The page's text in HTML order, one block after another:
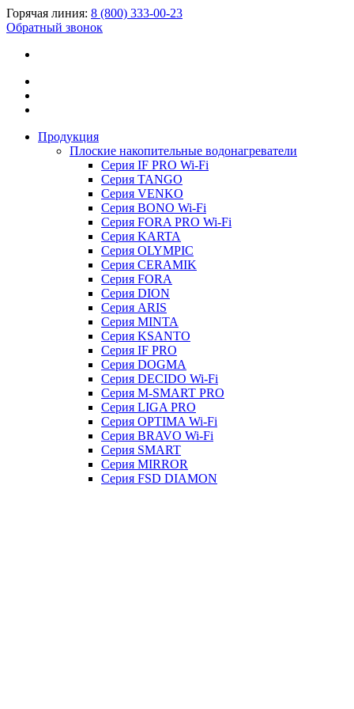
Горячая линия: 8 (800) 333-00-23
Обратный звонок
Продукция
Плоские накопительные водонагреватели
Серия IF PRO Wi-Fi
Серия TANGO
Серия VENKO
Серия BONO Wi-Fi
Серия FORA PRO Wi-Fi
Серия KARTA
Серия OLYMPIC
Серия CERAMIK
Серия FORA
Серия DION
Серия ARIS
Серия MINTA
Серия KSANTO
Серия IF PRO
Серия DOGMA
Серия DECIDO Wi-Fi
Серия M-SMART PRO
Серия LIGA PRO
Серия OPTIMA Wi-Fi
Серия BRAVO Wi-Fi
Серия SMART
Серия MIRROR
Серия FSD DIAMON